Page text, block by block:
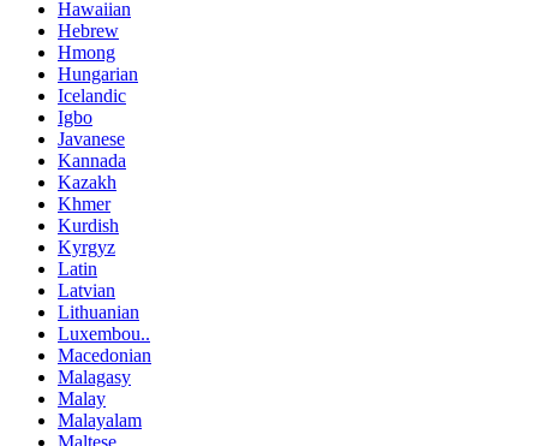
Hawaiian
Hebrew
Hmong
Hungarian
Icelandic
Igbo
Javanese
Kannada
Kazakh
Khmer
Kurdish
Kyrgyz
Latin
Latvian
Lithuanian
Luxembou..
Macedonian
Malagasy
Malay
Malayalam